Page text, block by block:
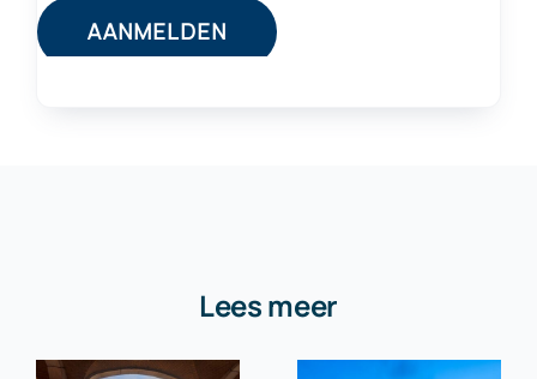
Lees meer